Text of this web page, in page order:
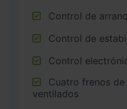
Control de
Control de
Control
ventilados